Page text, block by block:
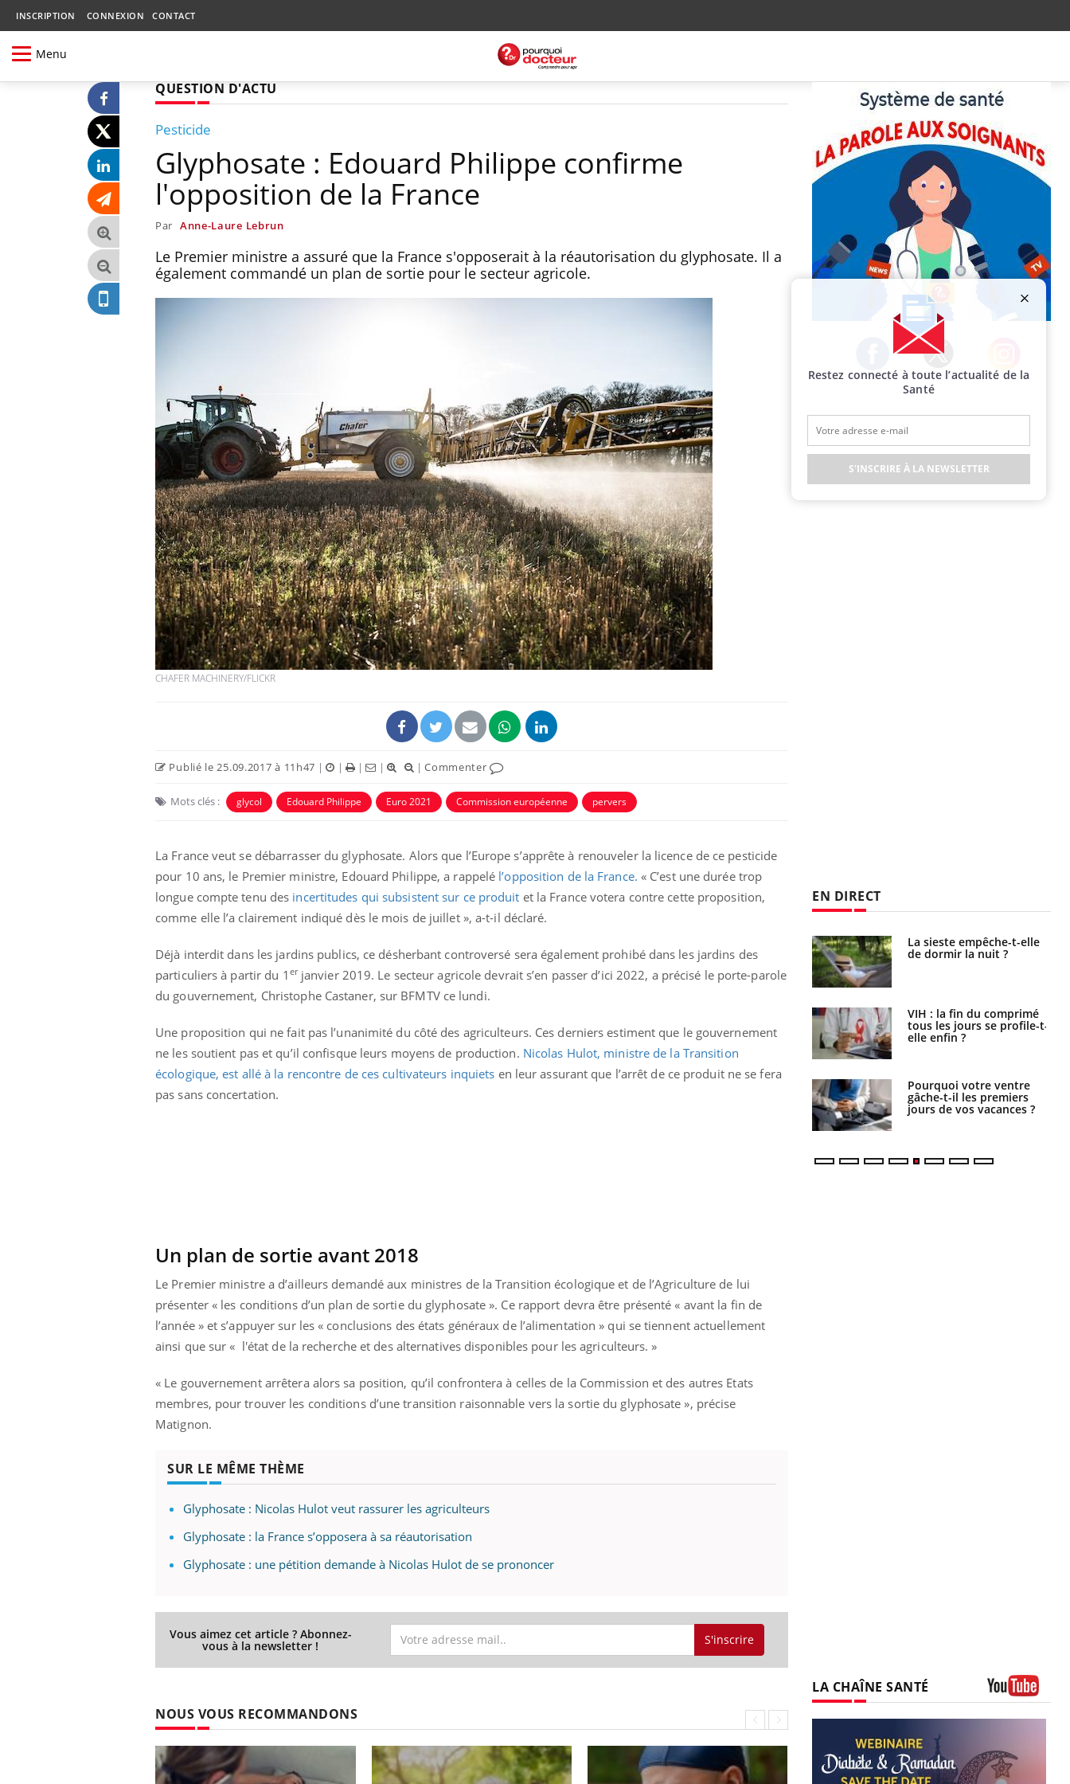
INSCRIPTION CONNEXION CONTACT
Menu
QUESTION D'ACTU
Pesticide
Glyphosate : Edouard Philippe confirme
l'opposition de la France
Par Anne-Laure Lebrun
Le Premier ministre a assuré que la France s'opposerait à la réautorisation du glyphosate. Il a
également commandé un plan de sortie pour le secteur agricole.
CHAFER MACHINERY/FLICKR
Publié le 25.09.2017 à 11h47 | | | | |Commenter
Mots clés : glycol Edouard Philippe Euro 2021 Commission européenne pervers
La France veut se débarrasser du glyphosate. Alors que l’Europe s’apprête à renouveler la licence de ce pesticide
pour 10 ans, le Premier ministre, Edouard Philippe, a rappelé l’opposition de la France. « C’est une durée trop
longue compte tenu des incertitudes qui subsistent sur ce produit et la France votera contre cette proposition,
comme elle l’a clairement indiqué dès le mois de juillet », a-t-il déclaré.
Déjà interdit dans les jardins publics, ce désherbant controversé sera également prohibé dans les jardins des
particuliers à partir du 1 erjanvier 2019. Le secteur agricole devrait s’en passer d’ici 2022, a précisé le porte-parole
du gouvernement, Christophe Castaner, sur BFMTV ce lundi.
Une proposition qui ne fait pas l’unanimité du côté des agriculteurs. Ces derniers estiment que le gouvernement
ne les soutient pas et qu’il confisque leurs moyens de production. Nicolas Hulot, ministre de la Transition
écologique, est allé à la rencontre de ces cultivateurs inquiets en leur assurant que l’arrêt de ce produit ne se fera
pas sans concertation.
Un plan de sortie avant 2018
Le Premier ministre a d’ailleurs demandé aux ministres de la Transition écologique et de l’Agriculture de lui
présenter « les conditions d’un plan de sortie du glyphosate ». Ce rapport devra être présenté « avant la fin de
l’année » et s’appuyer sur les « conclusions des états généraux de l’alimentation » qui se tiennent actuellement
ainsi que sur « l'état de la recherche et des alternatives disponibles pour les agriculteurs. »
« Le gouvernement arrêtera alors sa position, qu’il confrontera à celles de la Commission et des autres Etats
membres, pour trouver les conditions d’une transition raisonnable vers la sortie du glyphosate », précise
Matignon.
SUR LE MÊME THÈME
Glyphosate : Nicolas Hulot veut rassurer les agriculteurs
Glyphosate : la France s’opposera à sa réautorisation
Glyphosate : une pétition demande à Nicolas Hulot de se prononcer
Vous aimez cet article ? Abonnez-
vous à la newsletter ! S'inscrire
NOUS VOUS RECOMMANDONS
Facebook Twitter Instagram
EN DIRECT
détecté chez un touriste
rapport s’interroge sur
son taux élevé en France
Grossesse à risque : ce jus
naturel attire l'attention
écrans en vacances ?
comment le travail
empiète de plus en plus
sur nos soirées
Cancer colorectal : une
West Nile : que se passe-
t-il dans le sud de la
France ?
protègent-ils aussi les os
?
Cytomégalovirus : ce qui
La sieste empêche-t-elle
de dormir la nuit ?
VIH : la fin du comprimé
tous les jours se profile-t-
elle enfin ?
Pourquoi votre ventre
gâche-t-il les premiers
jours de vos vacances ?
LA CHAÎNE SANTÉ
Carence en fer : comprendre pour
Youtube
Restez connecté à toute l’actualité de la
Santé
S'INSCRIRE À LA NEWSLETTER